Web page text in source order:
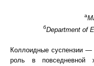
а
бDepartment of
Коллоидные суспензии
роль в повседневной